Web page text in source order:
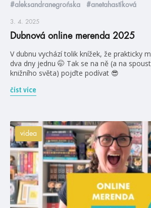
#aleksandranegrońska #anetahastíková
3. 4. 2025
Dubnová online merenda 2025
V dubnu vychází tolik knížek, že prakticky
dva dny jednu 🤭 Tak se na ně (a na
knižního světa) pojďte podívat 😎
číst více
videa